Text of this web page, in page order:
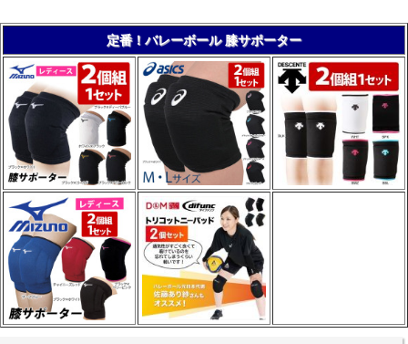
定番！バレーボール 膝サポーター